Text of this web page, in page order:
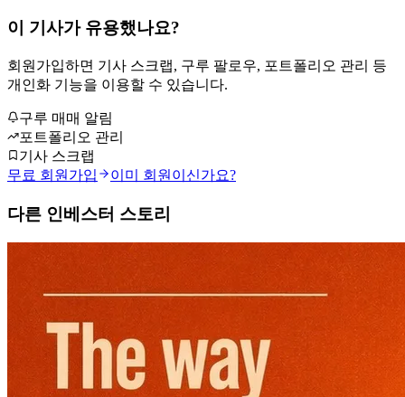
이 기사가 유용했나요?
회원가입하면 기사 스크랩, 구루 팔로우, 포트폴리오 관리 등
개인화 기능을 이용할 수 있습니다.
구루 매매 알림
포트폴리오 관리
기사 스크랩
무료 회원가입
이미 회원이신가요?
다른 인베스터 스토리